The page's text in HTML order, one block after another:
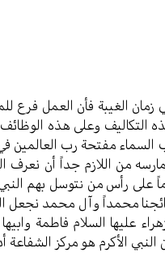
الغيبة فأن العمل فرع
التكاليف وعلى هذه
مفتحة رب العالمين
من اللازم جداً أن نعرف
رأس من نتوسل بهم النبي
محمداً وآل محمد نجعل
السلام فاطمة وابيها
الأكرم هو مركز الشفاعة